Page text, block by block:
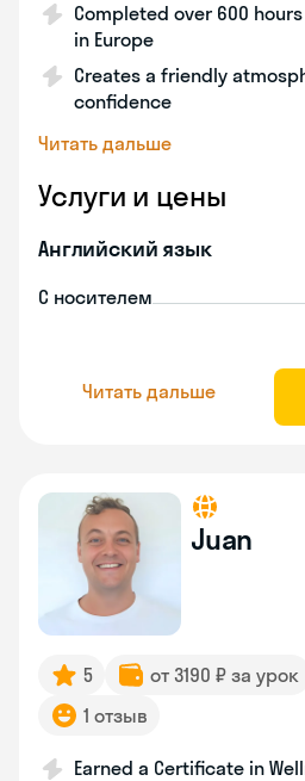
Completed over 600
in Europe
Creates a friendly
confidence
Читать дальше
Услуги и цены
Английский язык
С носителем
Читать дальше
Juan
5 от 3190 ₽ за урок
1 отзыв
Earned a Certificate in